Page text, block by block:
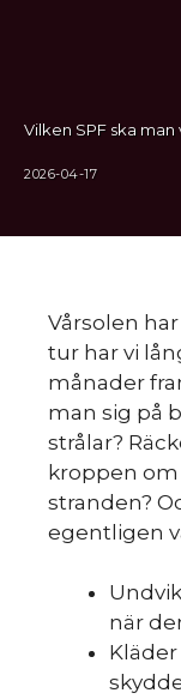
Vilken SPF ska
2026-04-17
Vårsolen
tur har vi
månader
man sig på
strålar?
kroppen om
stranden?
egentligen
när